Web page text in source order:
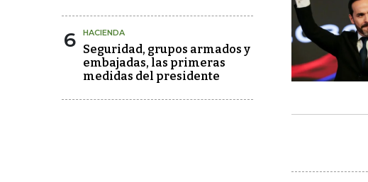
6 HACIENDA
Seguridad, grupos armados y
embajadas, las primeras
medidas del presidente